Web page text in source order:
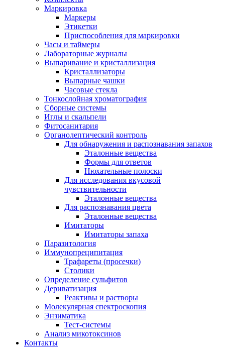
Маркировка
Маркеры
Этикетки
Приспособления для маркировки
Часы и таймеры
Лабораторные журналы
Выпаривание и кристаллизация
Кристаллизаторы
Выпарные чашки
Часовые стекла
Тонкослойная хроматография
Сборные системы
Иглы и скальпели
Фитосанитария
Органолептический контроль
Для обнаружения и распознавания запахов
Эталонные вещества
Формы для ответов
Нюхательные полоски
Для исследования вкусовой
чувствительности
Эталонные вещества
Для распознавания цвета
Эталонные вещества
Имитаторы
Имитаторы запаха
Паразитология
Иммунопреципитация
Трафареты (просечки)
Столики
Определение сульфитов
Дериватизация
Реактивы и растворы
Молекулярная спектроскопия
Энзиматика
Тест-системы
Анализ микотоксинов
Контакты